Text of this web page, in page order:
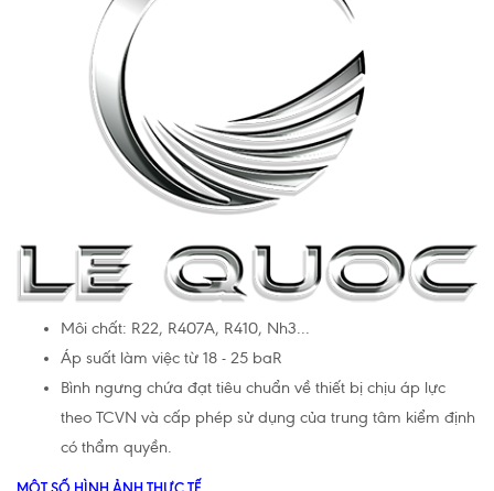
Môi chất: R22, R407A, R410, Nh3...
Áp suất làm việc từ 18 - 25 baR
Bình ngưng chứa đạt tiêu chuẩn về thiết bị chịu áp lực
theo TCVN và cấp phép sử dụng của trung tâm kiểm định
có thẩm quyền.